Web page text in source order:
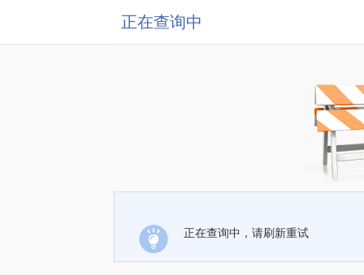
正在查询中
正在查询中，请刷新重试